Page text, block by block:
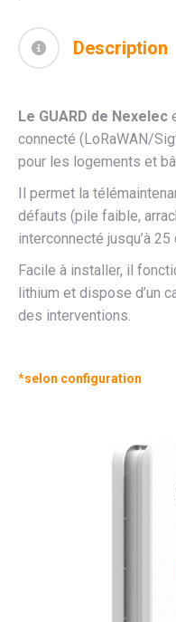
Description
Le GUARD de Nexelec
connecté (LoRaWAN/
pour les logements et
Il permet la
défauts (pile faible,
interconnecté jusqu’à
Facile à installer, il
lithium et dispose d’un
des interventions.
*selon configuration